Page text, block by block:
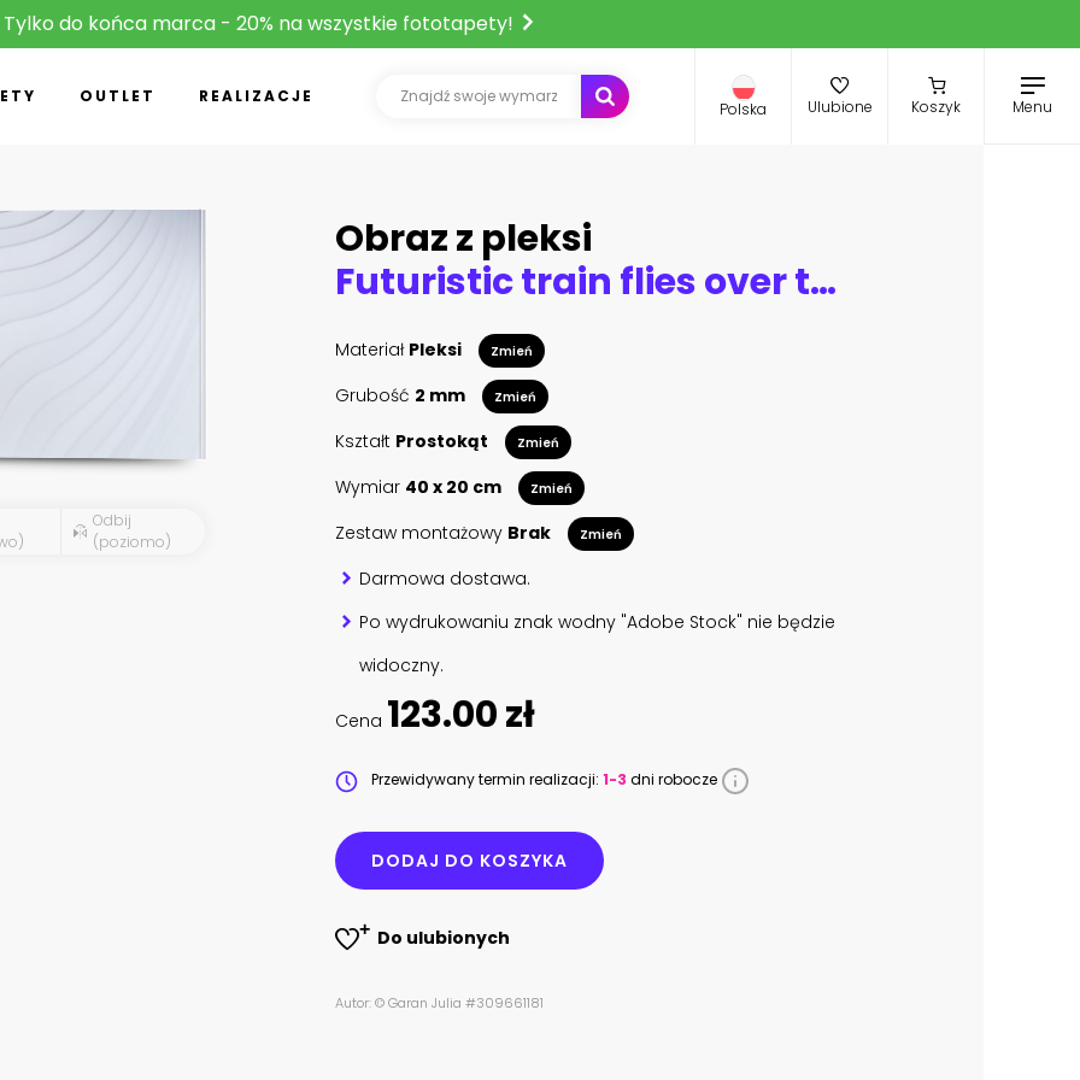
Tylko do końca marca - 20% na wszystkie fototapety!
OUTLET REALIZACJE
Polska Ulubione Koszyk Menu
Odbij
(poziomo)
Obraz z pleksi
Futuristic train flies over the surface of the water on an air route. Flying transport of the future. Environmentally friendly technology. Conceptual creative illustration. Copy space. 3D rendering.
Materiał Pleksi Zmień
Grubość 2 mm Zmień
Kształt Prostokąt Zmień
Wymiar 40 x 20 cm Zmień
Zestaw montażowy Brak Zmień
Darmowa dostawa.
Po wydrukowaniu znak wodny "Adobe Stock" nie będzie
widoczny.
Cena 123.00 zł
Przewidywany termin realizacji: 1-3 dni robocze
DODAJ DO KOSZYKA
Do ulubionych
Autor: © Garan Julia #309661181